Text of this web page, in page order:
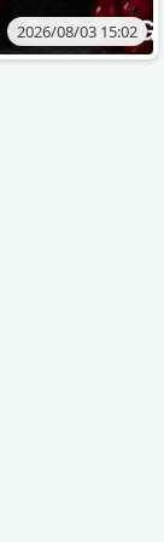
2026/08/03 15:02